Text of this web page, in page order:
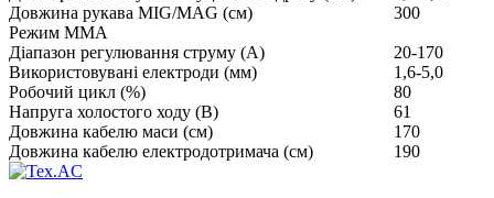
Довжина рукава MIG/MAG (см)
300
Режим ММА
Діапазон регулювання струму (А)
20-170
Використовувані електроди (мм)
1,6-5,0
Робочий цикл (%)
80
Напруга холостого ходу (В)
61
Довжина кабелю маси (см)
170
Довжина кабелю електродотримача (см)
190